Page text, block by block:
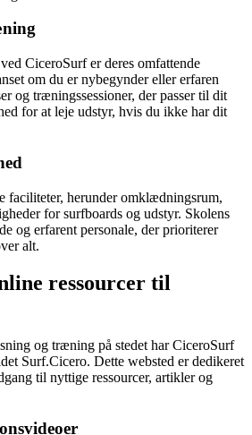
CiceroSurf er deres omfattende
om du er nybegynder eller erfaren
og træningssessioner, der passer til dit
for at leje udstyr, hvis du ikke har dit
faciliteter, herunder omklædningsrum,
for surfboards og udstyr. Skolens
og erfarent personale, der prioriterer
alt.
ressourcer til
og træning på stedet har CiceroSurf
Surf.Cicero. Dette websted er dedikeret
til nyttige ressourcer, artikler og